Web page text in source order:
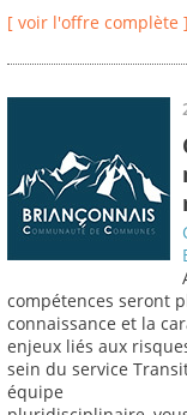
[ voir l'offre complète ]
compétences seront
connaissance et la
enjeux liés aux
sein du service
équipe